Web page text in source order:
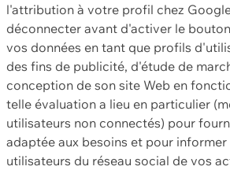
l'attribution à votre profil chez
déconnecter avant d'activer le
vos données en tant que profils
des fins de publicité, d'étude de
conception de son site Web en
telle évaluation a lieu en particulier
utilisateurs non connectés) pour
adaptée aux besoins et pour informer
utilisateurs du réseau social de vos